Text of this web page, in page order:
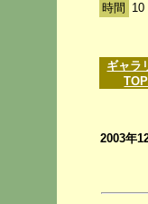
時間
ギャラ
TOP
2003年